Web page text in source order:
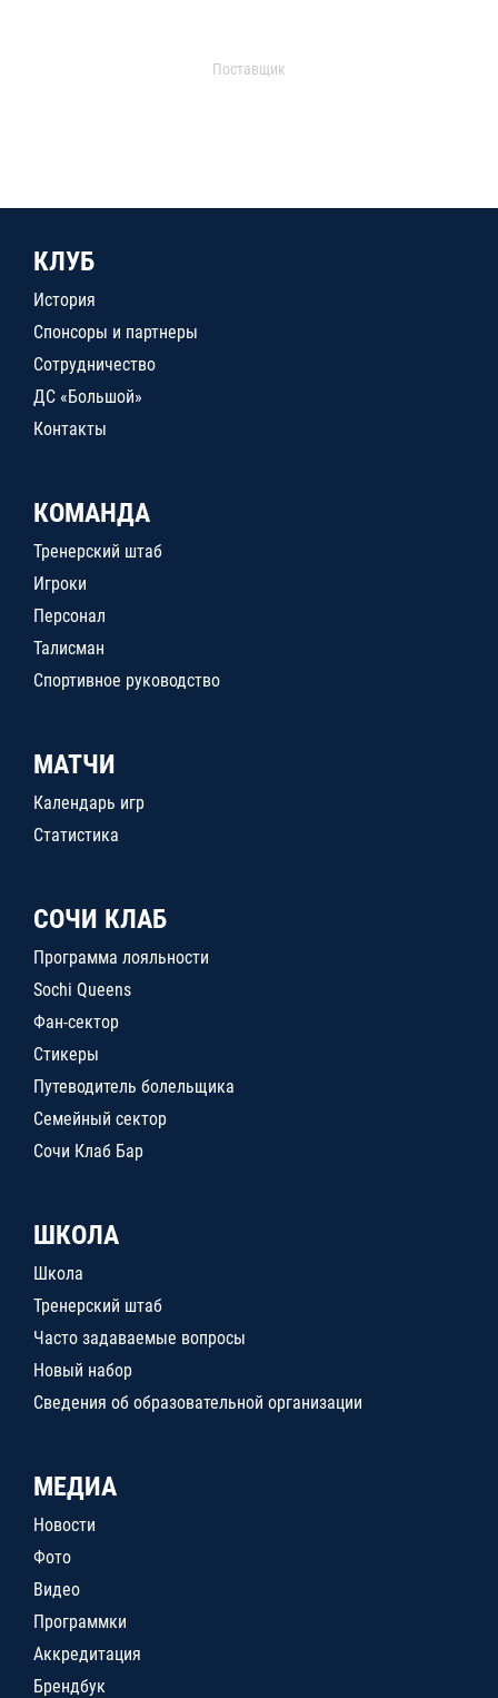
Поставщик
КЛУБ
История
Спонсоры и партнеры
Сотрудничество
ДС «Большой»
Контакты
КОМАНДА
Тренерский штаб
Игроки
Персонал
Талисман
Спортивное руководство
МАТЧИ
Календарь игр
Статистика
СОЧИ КЛАБ
Программа лояльности
Sochi Queens
Фан-сектор
Стикеры
Путеводитель болельщика
Семейный сектор
Сочи Клаб Бар
ШКОЛА
Школа
Тренерский штаб
Часто задаваемые вопросы
Новый набор
Сведения об образовательной организации
МЕДИА
Новости
Фото
Видео
Программки
Аккредитация
Брендбук